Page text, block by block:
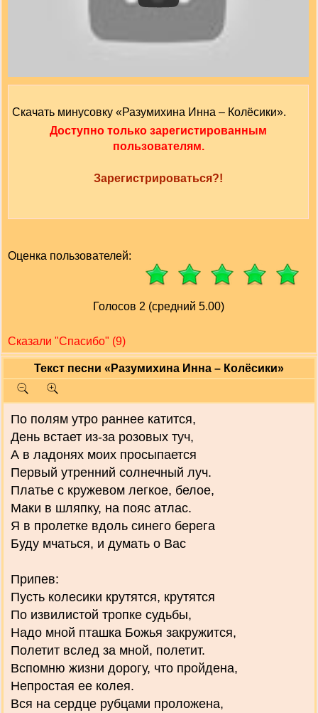
Скачать минусовку «Разумихина Инна – Колёсики».
Доступно только зарегистированным
пользователям.
Зарегистрироваться?!
Оценка пользователей:
Голосов 2 (средний 5.00)
Сказали "Cпасибо" (9)
Текст песни «Разумихина Инна – Колёсики»
По полям утро раннее катится,
День встает из-за розовых туч,
А в ладонях моих просыпается
Первый утренний солнечный луч.
Платье с кружевом легкое, белое,
Маки в шляпку, на пояс атлас.
Я в пролетке вдоль синего берега
Буду мчаться, и думать о Вас
Припев:
Пусть колесики крутятся, крутятся
По извилистой тропке судьбы,
Надо мной пташка Божья закружится,
Полетит вслед за мной, полетит.
Вспомню жизни дорогу, что пройдена,
Непростая ее колея.
Вся на сердце рубцами проложена,